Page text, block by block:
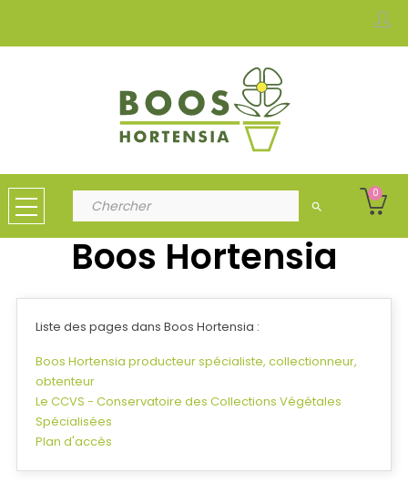
search
0
Boos Hortensia
Liste des pages dans Boos Hortensia :
Boos Hortensia producteur spécialiste, collectionneur,
obtenteur
Le CCVS - Conservatoire des Collections Végétales
Spécialisées
Plan d'accès